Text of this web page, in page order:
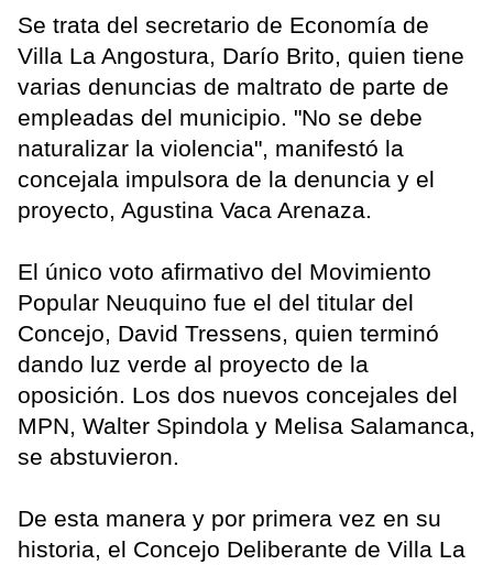
Se trata del secretario de Economía de
Villa La Angostura, Darío Brito, quien tiene
varias denuncias de maltrato de parte de
empleadas del municipio. "No se debe
naturalizar la violencia", manifestó la
concejala impulsora de la denuncia y el
proyecto, Agustina Vaca Arenaza.
El único voto afirmativo del Movimiento
Popular Neuquino fue el del titular del
Concejo, David Tressens, quien terminó
dando luz verde al proyecto de la
oposición. Los dos nuevos concejales del
MPN, Walter Spindola y Melisa Salamanca,
se abstuvieron.
De esta manera y por primera vez en su
historia, el Concejo Deliberante de Villa La